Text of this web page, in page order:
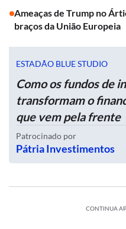
Ameaças de Trump no
braços da União Europeia
ESTADÃO BLUE STUDIO
Como os fundos de
transformam o
que vem pela frente
Patrocinado por
Pátria Investimentos
CONTINUA